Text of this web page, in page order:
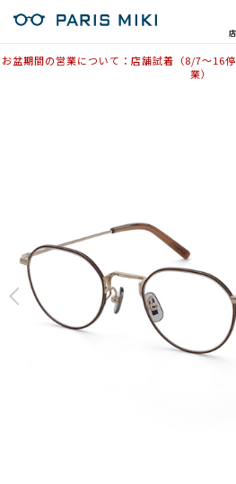
お盆期間の営業について：店舗試着（8/7〜16
業）